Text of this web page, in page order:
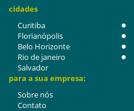
cidades
Curitiba
Florianópolis
Belo Horizonte
Rio de janeiro
Salvador
para a sua empresa:
Sobre nós
Contato